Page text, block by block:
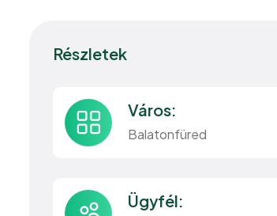
Részletek
Város:
Balatonfüred
Ügyfél: